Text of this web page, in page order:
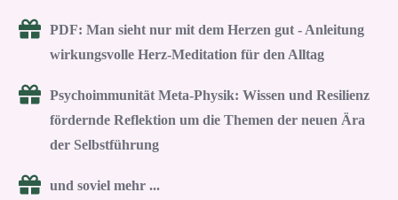
PDF: Man sieht nur mit dem Herzen gut - Anleitung
wirkungsvolle Herz-Meditation für den Alltag
Psychoimmunität Meta-Physik: Wissen und Resilienz
fördernde Reflektion um die Themen der neuen Ära
der Selbstführung
und soviel mehr ...